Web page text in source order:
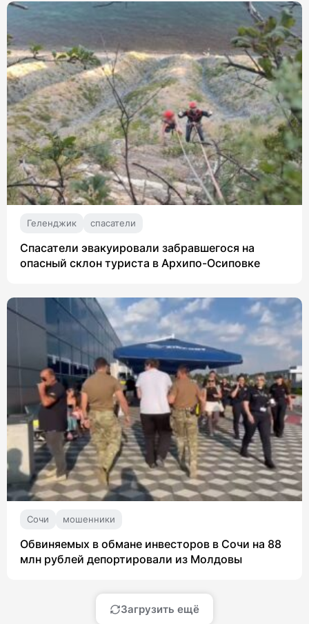
Геленджик спасатели
Спасатели эвакуировали забравшегося на
опасный склон туриста в Архипо-Осиповке
Сочи мошенники
Обвиняемых в обмане инвесторов в Сочи на 88
млн рублей депортировали из Молдовы
Загрузить ещё